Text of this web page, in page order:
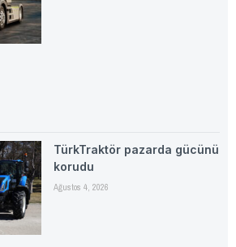
TürkTraktör pazarda gücünü
korudu
Ağustos 4, 2026